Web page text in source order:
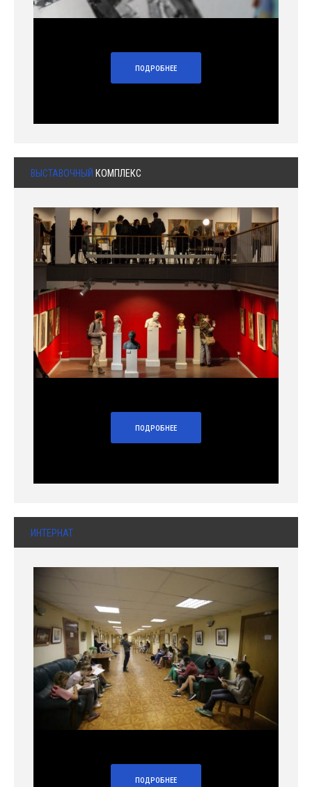
ПОДРОБНЕЕ
ВЫСТАВОЧНЫЙ КОМПЛЕКС
ПОДРОБНЕЕ
ИНТЕРНАТ
ПОДРОБНЕЕ